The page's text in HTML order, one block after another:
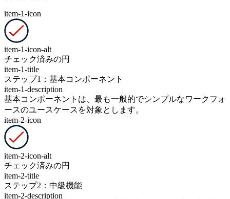
item-1-icon
item-1-icon-alt
チェック済みの円
item-1-title
ステップ1：基本コンポーネント
item-1-description
基本コンポーネントは、最も一般的でシンプルなワークフォ
ースのユースケースを対象とします。
item-2-icon
item-2-icon-alt
チェック済みの円
item-2-title
ステップ2：中級機能
item-2-description